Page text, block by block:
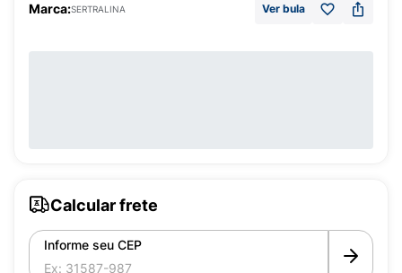
Marca:SERTRALINA Ver bula
Calcular frete
Informe seu CEP